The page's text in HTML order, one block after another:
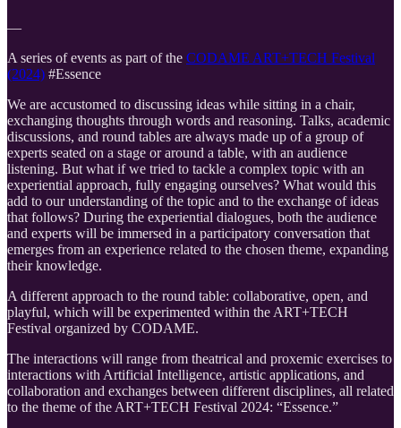
—
A series of events as part of the CODAME ART+TECH Festival
(2024) #Essence
We are accustomed to discussing ideas while sitting in a chair,
exchanging thoughts through words and reasoning. Talks, academic
discussions, and round tables are always made up of a group of
experts seated on a stage or around a table, with an audience
listening. But what if we tried to tackle a complex topic with an
experiential approach, fully engaging ourselves? What would this
add to our understanding of the topic and to the exchange of ideas
that follows? During the experiential dialogues, both the audience
and experts will be immersed in a participatory conversation that
emerges from an experience related to the chosen theme, expanding
their knowledge.
A different approach to the round table: collaborative, open, and
playful, which will be experimented within the ART+TECH
Festival organized by CODAME.
The interactions will range from theatrical and proxemic exercises to
interactions with Artificial Intelligence, artistic applications, and
collaboration and exchanges between different disciplines, all related
to the theme of the ART+TECH Festival 2024: “Essence.”